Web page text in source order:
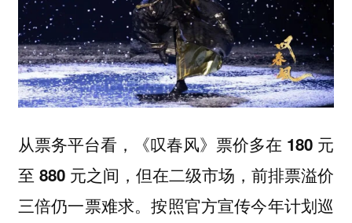
从票务平台看，《叹春风》票价多在 180 元
至 880 元之间，但在二级市场，前排票溢价
三倍仍一票难求。按照官方宣传今年计划巡